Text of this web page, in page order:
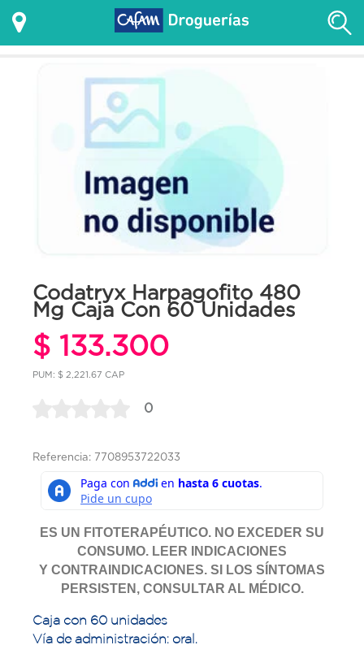
Codatryx Harpagofito 480
Mg Caja Con 60 Unidades
$ 133.300
PUM: $ 2,221.67 CAP
0
Referencia: 7708953722033
ES UN FITOTERAPÉUTICO. NO EXCEDER SU
CONSUMO. LEER INDICACIONES
Y CONTRAINDICACIONES. SI LOS SÍNTOMAS
PERSISTEN, CONSULTAR AL MÉDICO.
Caja con 60 unidades
Vía de administración: oral.